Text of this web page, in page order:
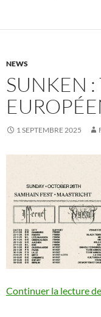
NEWS
SUNKEN
1 SEPTEMBRE 2025
Continuer la lecture de